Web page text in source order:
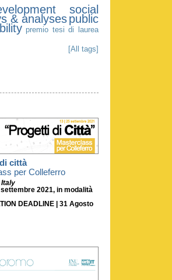
social
& analysespublic
premio tesi di laurea
[All tags]
città
per Colleferro
Italy
settembre 2021, in modalità
DEADLINE | 31 Agosto